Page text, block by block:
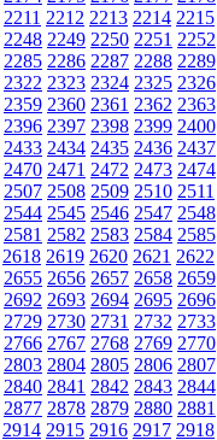
2211 2212 2213 2214 2215
2248 2249 2250 2251 2252
2285 2286 2287 2288 2289
2322 2323 2324 2325 2326
2359 2360 2361 2362 2363
2396 2397 2398 2399 2400
2433 2434 2435 2436 2437
2470 2471 2472 2473 2474
2507 2508 2509 2510 2511
2544 2545 2546 2547 2548
2581 2582 2583 2584 2585
2618 2619 2620 2621 2622
2655 2656 2657 2658 2659
2692 2693 2694 2695 2696
2729 2730 2731 2732 2733
2766 2767 2768 2769 2770
2803 2804 2805 2806 2807
2840 2841 2842 2843 2844
2877 2878 2879 2880 2881
2914 2915 2916 2917 2918